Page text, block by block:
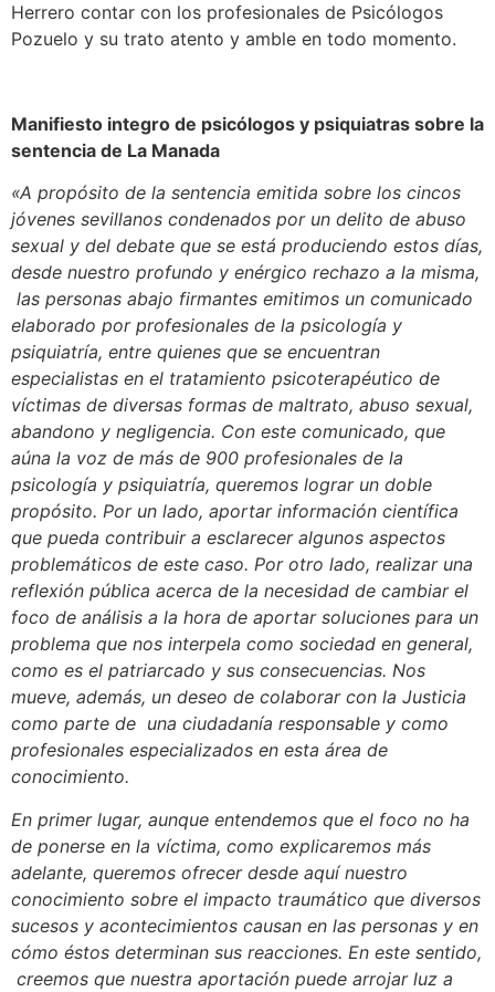
Herrero contar con los profesionales de Psicólogos
Pozuelo y su trato atento y amble en todo momento.
Manifiesto integro de psicólogos y psiquiatras sobre la
sentencia de La Manada
«A propósito de la sentencia emitida sobre los cincos
jóvenes sevillanos condenados por un delito de abuso
sexual y del debate que se está produciendo estos días,
desde nuestro profundo y enérgico rechazo a la misma,
las personas abajo firmantes emitimos un comunicado
elaborado por profesionales de la psicología y
psiquiatría, entre quienes que se encuentran
especialistas en el tratamiento psicoterapéutico de
víctimas de diversas formas de maltrato, abuso sexual,
abandono y negligencia. Con este comunicado, que
aúna la voz de más de 900 profesionales de la
psicología y psiquiatría, queremos lograr un doble
propósito. Por un lado, aportar información científica
que pueda contribuir a esclarecer algunos aspectos
problemáticos de este caso. Por otro lado, realizar una
reflexión pública acerca de la necesidad de cambiar el
foco de análisis a la hora de aportar soluciones para un
problema que nos interpela como sociedad en general,
como es el patriarcado y sus consecuencias. Nos
mueve, además, un deseo de colaborar con la Justicia
como parte de una ciudadanía responsable y como
profesionales especializados en esta área de
conocimiento.
En primer lugar, aunque entendemos que el foco no ha
de ponerse en la víctima, como explicaremos más
adelante, queremos ofrecer desde aquí nuestro
conocimiento sobre el impacto traumático que diversos
sucesos y acontecimientos causan en las personas y en
cómo éstos determinan sus reacciones. En este sentido,
creemos que nuestra aportación puede arrojar luz a